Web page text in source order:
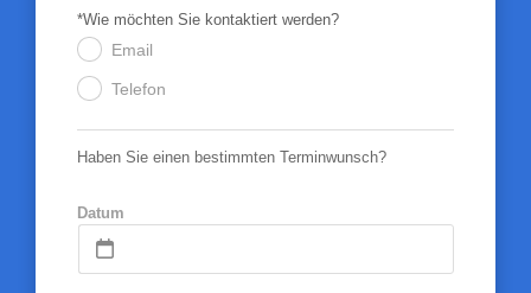
*Wie möchten Sie kontaktiert werden?
Email
Telefon
Haben Sie einen bestimmten Terminwunsch?
Datum